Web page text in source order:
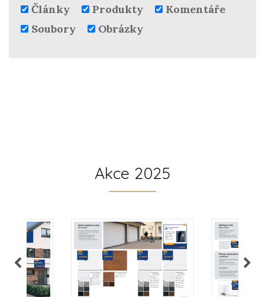
Články
Produkty
Komentáře
Soubory
Obrázky
Akce 2025